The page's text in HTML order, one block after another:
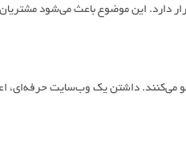
قرار دارد. این موضوع باعث می‌شود
می‌کنند. داشتن یک وب‌سایت حرفه‌ای،